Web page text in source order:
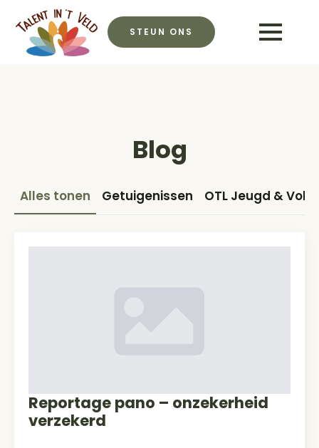
STEUN ONS
Blog
Alles tonen Getuigenissen OTL Jeugd &
Reportage pano – onzekerheid
verzekerd